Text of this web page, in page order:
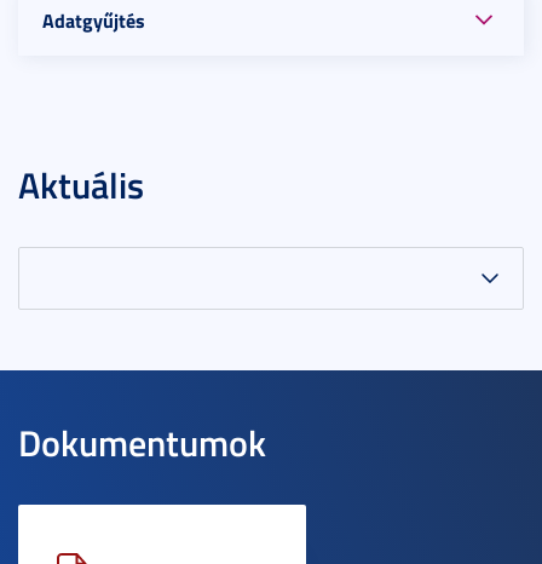
Adatgyűjtés
Aktuális
Dokumentumok